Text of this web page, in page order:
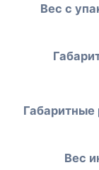
Вес с
Габаритные
Вес